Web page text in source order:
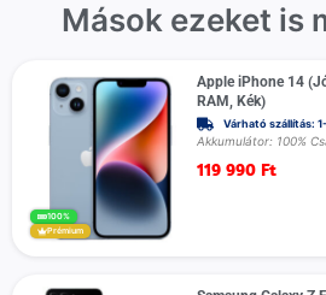
Mások ezeket is
100%
Prémium
Apple iPhone 14
RAM, Kék)
Várható szállítás:
Akkumulátor: 100%
119 990 Ft